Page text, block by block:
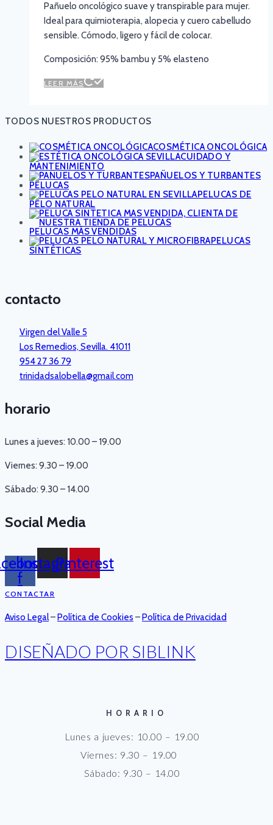
Pañuelo oncológico suave y transpirable para mujer.
Ideal para quimioterapia, alopecia y cuero cabelludo
sensible. Cómodo, ligero y fácil de colocar.
Composición: 95% bambu y 5% elasteno
LEER MÁS
TODOS NUESTROS PRODUCTOS
COSMÉTICA ONCOLÓGICA
CUIDADO Y
MANTENIMIENTO
PAÑUELOS Y TURBANTES
PELUCAS
PELUCAS DE
PELO NATURAL
PELUCAS MÁS VENDIDAS
PELUCAS
SINTÉTICAS
contacto
Virgen del Valle 5
Los Remedios, Sevilla. 41011
954 27 36 79
trinidadsalobella@gmail.com
horario
Lunes a jueves: 10.00 – 19.00
Viernes: 9.30 – 19.00
Sábado: 9.30 – 14.00
Social Media
f
InstagramPinterest
CONTACTAR
Aviso Legal–Política de Cookies –Política de Privacidad
DISEÑADO POR SIBLINK
HORARIO
Lunes a jueves: 10.00 – 19.00
Viernes: 9.30 – 19.00
Sábado: 9.30 – 14.00